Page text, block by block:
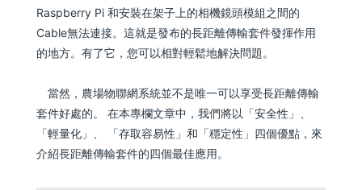
Raspberry Pi 和安裝在架子上的相機鏡頭模組之間的
Cable無法連接。這就是發布的長距離傳輸套件發揮作用
的地方。有了它，您可以相對輕鬆地解決問題。
當然，農場物聯網系統並不是唯一可以享受長距離傳輸
套件好處的。 在本專欄文章中，我們將以「安全性」、
「輕量化」、 「存取容易性」和「穩定性」四個優點，來
介紹長距離傳輸套件的四個最佳應用。